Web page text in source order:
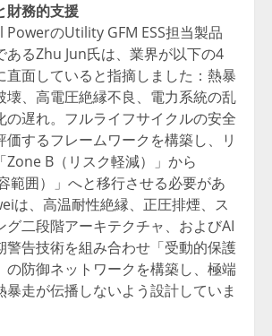
財務的支援
のUtility GFM ESS担当製品
あるZhu Jun氏は、業界が以下の4
直面していると指摘しました：熱暴
壊、高電圧絶縁不良、電力系統の乱
の遅れ。フルライフサイクルの安全
価するフレームワークを構築し、リ
Zone B（リスク軽減）」から
範囲）」へと移行させる必要があ
は、高温耐性絶縁、正圧排煙、ス
グ二段階アーキテクチャ、およびAI
警告技術を組み合わせ「受動的保護
の防御ネットワークを構築し、極端
暴走が伝播しないよう設計していま